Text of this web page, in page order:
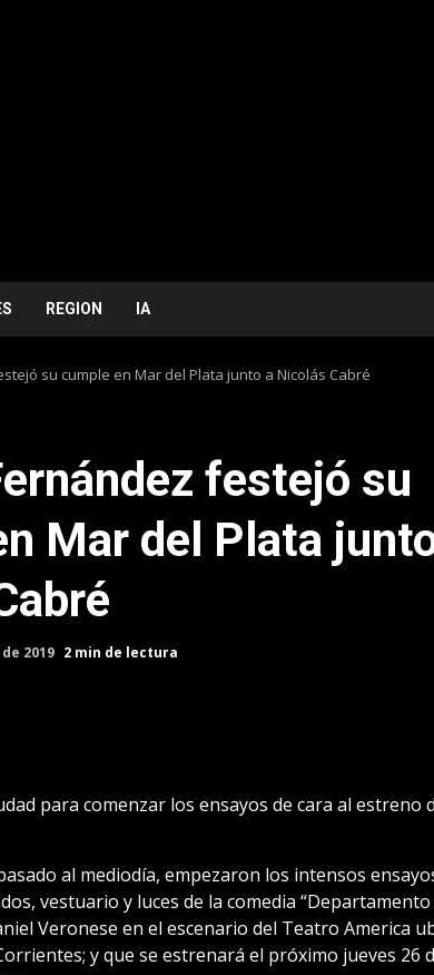
REGION IA
su cumple en Mar del Plata junto a Nicolás Cabré
festejó su
Mar del Plata
2019 2 min de lectura
para comenzar los ensayos de cara al estreno
al mediodía, empezaron los intensos
vestuario y luces de la comedia “Departamento
Veronese en el escenario del Teatro America
y que se estrenará el próximo jueves 26